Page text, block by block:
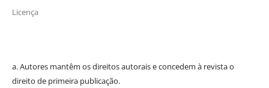
Licença
a. Autores mantêm os direitos autorais e concedem à revista o
direito de primeira publicação.